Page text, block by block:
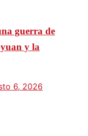
guerra de
y la
6, 2026